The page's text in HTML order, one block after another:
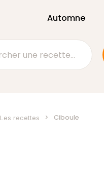
Automne
Les recettes > Ciboule